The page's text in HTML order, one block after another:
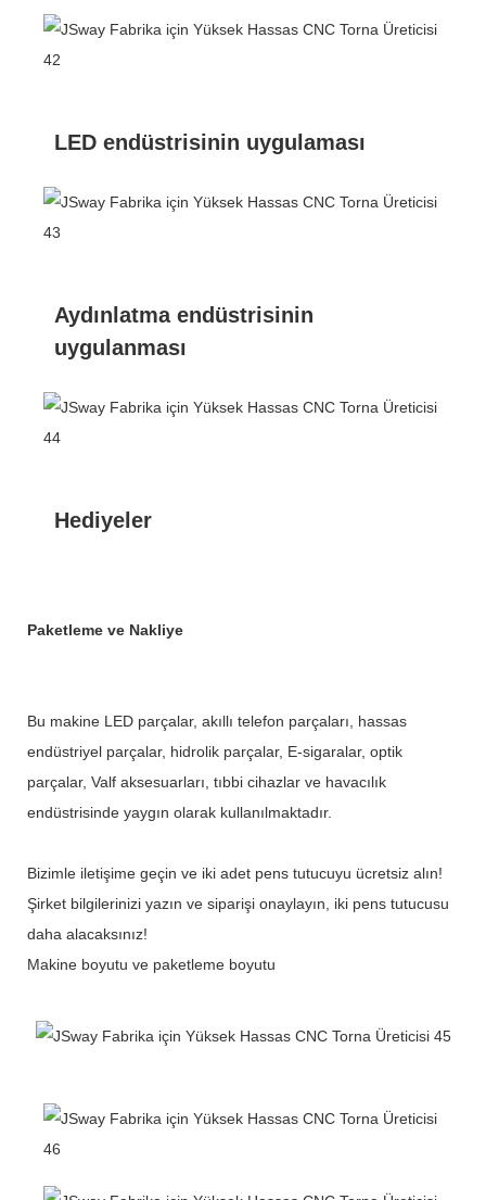
LED endüstrisinin uygulaması
Aydınlatma endüstrisinin
uygulanması
Hediyeler
Paketleme ve Nakliye
Bu makine LED parçalar, akıllı telefon parçaları, hassas
endüstriyel parçalar, hidrolik parçalar, E-sigaralar, optik
parçalar, Valf aksesuarları, tıbbi cihazlar ve havacılık
endüstrisinde yaygın olarak kullanılmaktadır.
Bizimle iletişime geçin ve iki adet pens tutucuyu ücretsiz alın!
Şirket bilgilerinizi yazın ve siparişi onaylayın, iki pens tutucusu
daha alacaksınız!
Makine boyutu ve paketleme boyutu